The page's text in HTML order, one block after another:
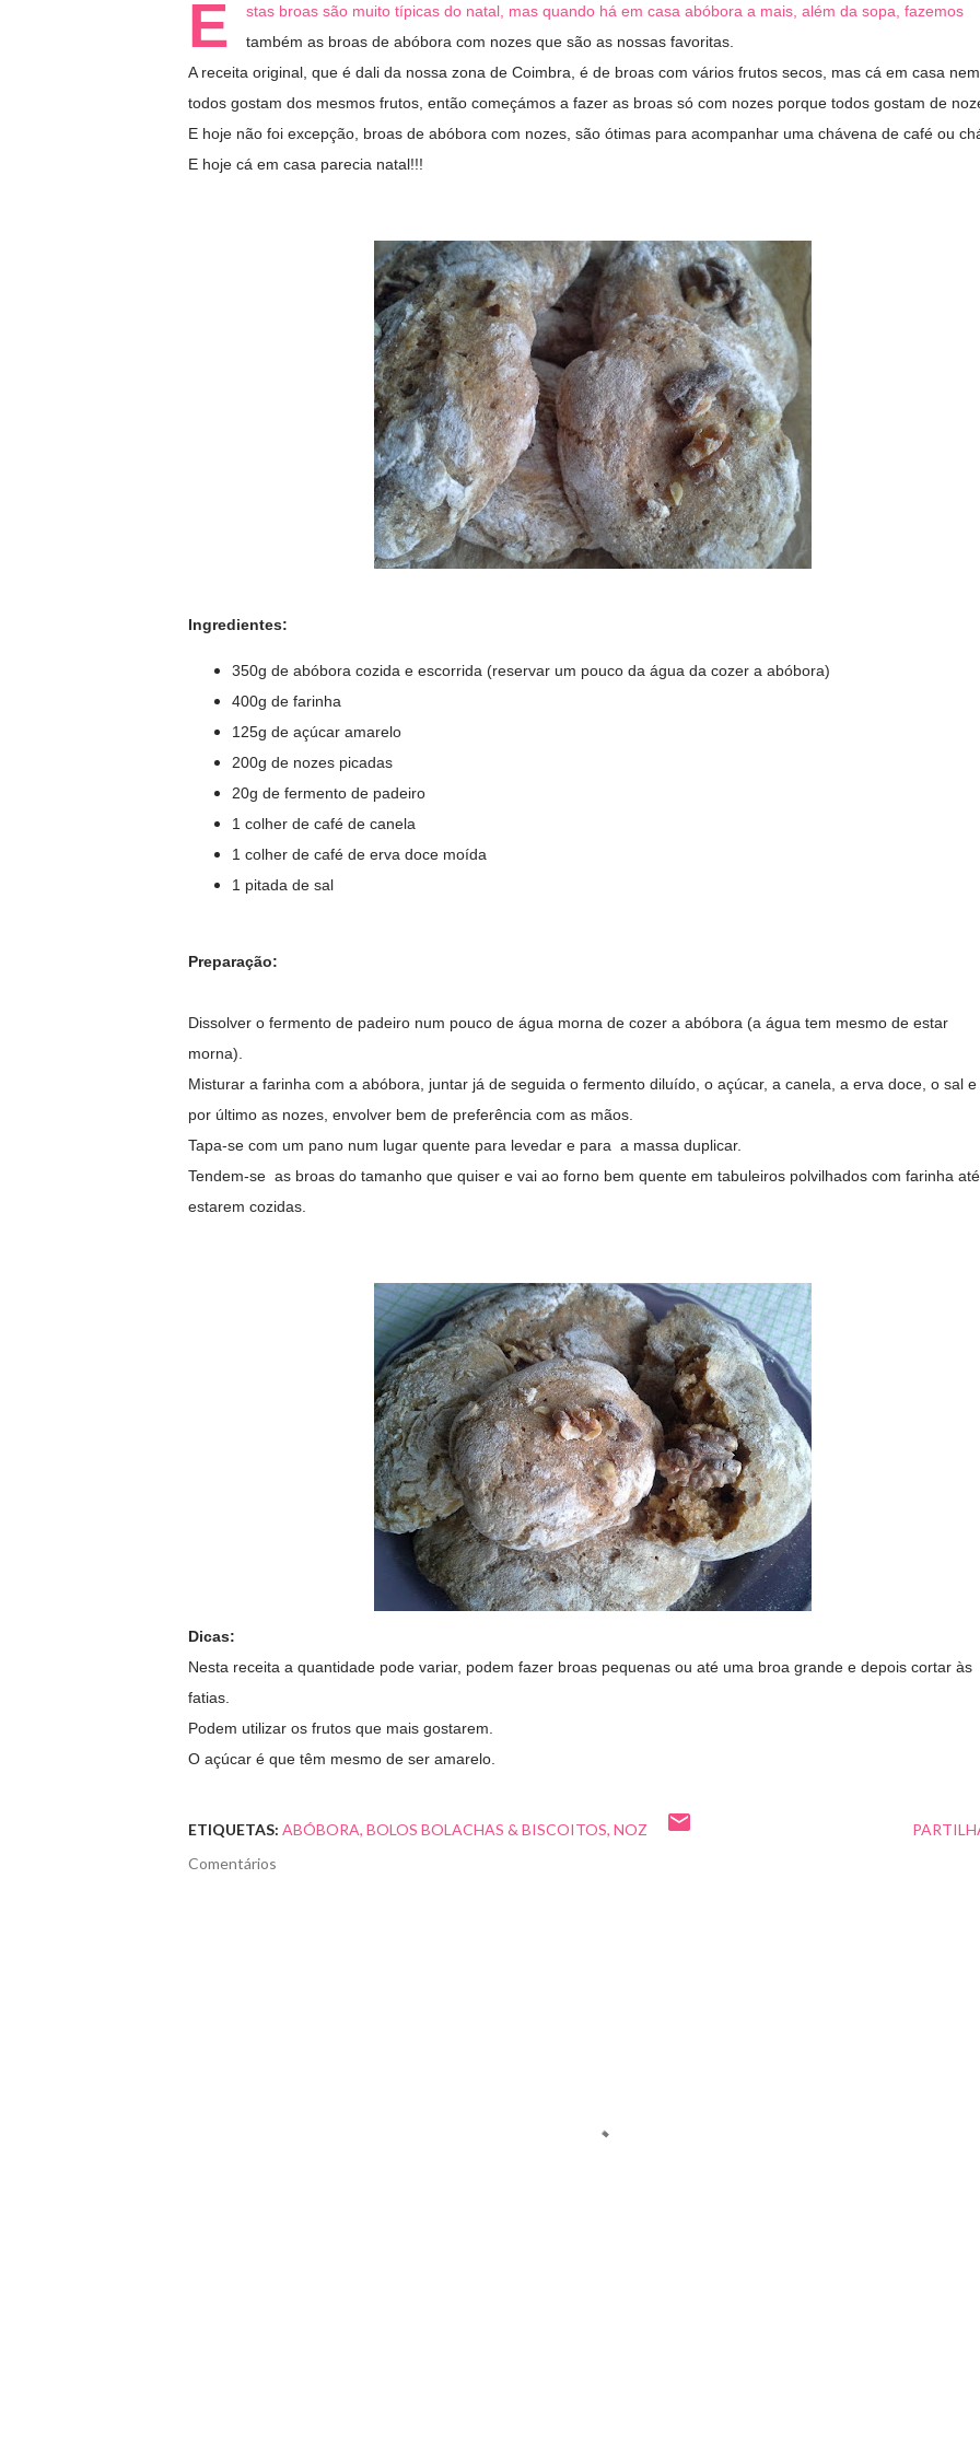
E
stas broas são muito típicas do natal, mas quando há em casa abóbora a mais, além da sopa, fazemos
também as broas de abóbora com nozes que são as nossas favoritas.
A receita original, que é dali da nossa zona de Coimbra, é de broas com vários frutos secos, mas cá em casa nem
todos gostam dos mesmos frutos, então começámos a fazer as broas só com nozes porque todos gostam de
E hoje não foi excepção, broas de abóbora com nozes, são ótimas para acompanhar uma chávena de café ou
E hoje cá em casa parecia natal!!!
Ingredientes:
350g de abóbora cozida e escorrida (reservar um pouco da água da cozer a abóbora)
400g de farinha
125g de açúcar amarelo
200g de nozes picadas
20g de fermento de padeiro
1 colher de café de canela
1 colher de café de erva doce moída
1 pitada de sal
Preparação:
Dissolver o fermento de padeiro num pouco de água morna de cozer a abóbora (a água tem mesmo de estar
morna).
Misturar a farinha com a abóbora, juntar já de seguida o fermento diluído, o açúcar, a canela, a erva doce, o sal e
por último as nozes, envolver bem de preferência com as mãos.
Tapa-se com um pano num lugar quente para levedar e para a massa duplicar.
Tendem-se as broas do tamanho que quiser e vai ao forno bem quente em tabuleiros polvilhados com farinha até
estarem cozidas.
Dicas:
Nesta receita a quantidade pode variar, podem fazer broas pequenas ou até uma broa grande e depois cortar às
fatias.
Podem utilizar os frutos que mais gostarem.
O açúcar é que têm mesmo de ser amarelo.
ETIQUETAS: ABÓBORA BOLOS BOLACHAS & BISCOITOS NOZ
Comentários